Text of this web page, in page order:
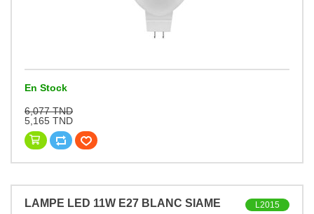
En Stock
6,077 TND
5,165 TND
LAMPE LED 11W E27 BLANC SIAME L2015